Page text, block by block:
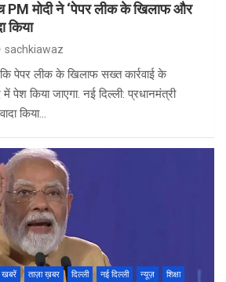
PM मोदी ने ‘पेपर लीक के खिलाफ और
किया
sachkiawaz
कि पेपर लीक के खिलाफ सख्त कार्रवाई के
में पेश किया जाएगा. नई दिल्ली: प्रधानमंत्री
किया…
खबरें ताज़ा ख़बर दिल्ली नई दिल्ली न्यूज़
शिक्षा